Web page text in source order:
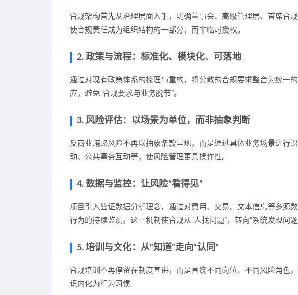
合规架构首先从治理层面入手，明确董事会、高级管理层、首席合
使合规责任成为组织结构的一部分，而非临时授权。
2. 政策与流程：标准化、模块化、可落地
通过对现有政策体系的梳理与重构，将分散的合规要求整合为统一
应，避免“合规要求与业务脱节”。
3. 风险评估：以场景为单位，而非抽象判断
反商业贿赂风险不再以抽象条款呈现，而是通过具体业务场景进行
动、公共事务互动等，使风险管理更具操作性。
4. 数据与监控：让风险“看得见”
项目引入鉴证数据分析理念，通过对费用、交易、文本信息等多源
行为的持续监测。这一机制使合规从“人找问题”，转向“系统发现问题
5. 培训与文化：从“知道”走向“认同”
合规培训不再停留在制度宣讲，而是围绕不同岗位、不同风险角色
识内化为行为习惯。